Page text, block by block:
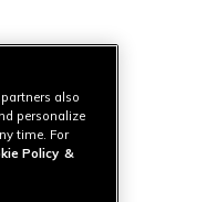
also
personalize
time. For
Policy &